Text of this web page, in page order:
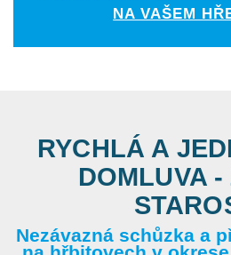
NA VAŠEM
RYCHLÁ A
DOMLUVA
Nezávazná schůzka a